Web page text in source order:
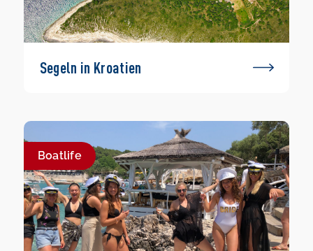
Segeln in Kroatien
Boatlife